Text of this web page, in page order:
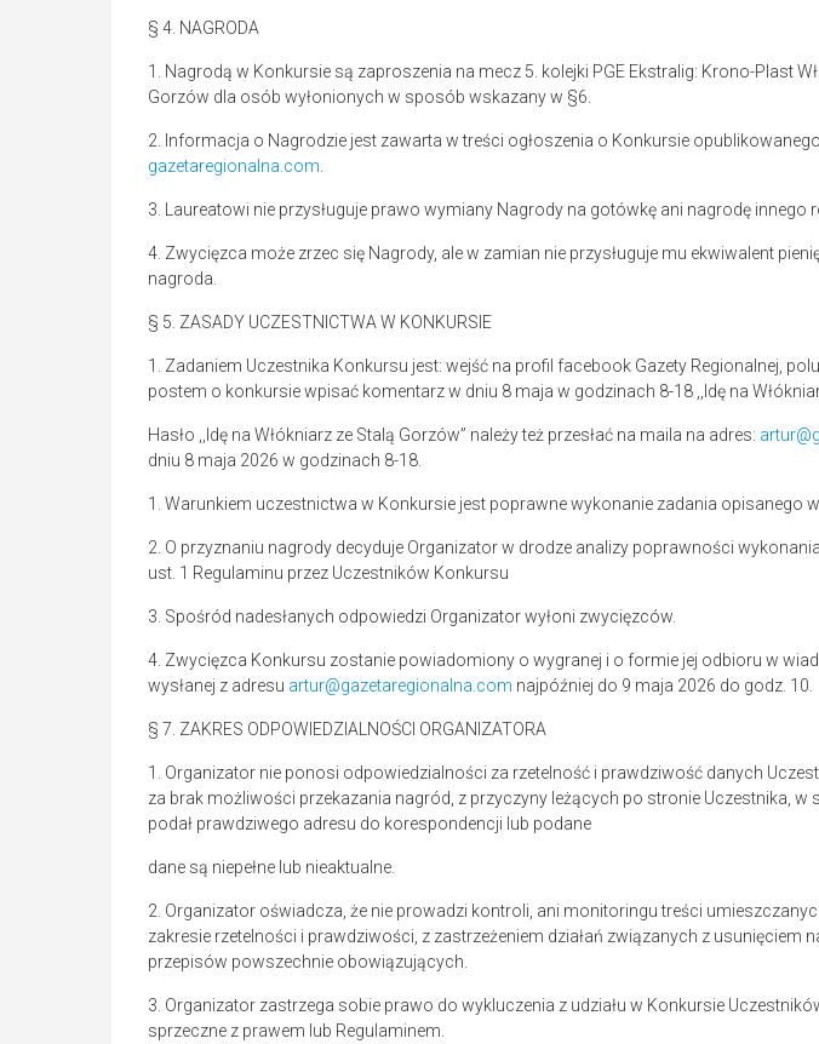
§ 4. NAGRODA
1. Nagrodą w Konkursie są zaproszenia na mecz 5. kolejki PGE Ekstralig: Krono-Plast
Gorzów dla osób wyłonionych w sposób wskazany w §6.
2. Informacja o Nagrodzie jest zawarta w treści ogłoszenia o Konkursie
gazetaregionalna.com.
3. Laureatowi nie przysługuje prawo wymiany Nagrody na gotówkę ani nagrodę innego
4. Zwycięzca może zrzec się Nagrody, ale w zamian nie przysługuje mu ekwiwalent
nagroda.
§ 5. ZASADY UCZESTNICTWA W KONKURSIE
1. Zadaniem Uczestnika Konkursu jest: wejść na profil facebook Gazety Regionalnej,
postem o konkursie wpisać komentarz w dniu 8 maja w godzinach 8-18 ,,Idę na
Hasło ,,Idę na Włókniarz ze Stalą Gorzów” należy też przesłać na maila na adres:
dniu 8 maja 2026 w godzinach 8-18.
1. Warunkiem uczestnictwa w Konkursie jest poprawne wykonanie zadania opisanego
2. O przyznaniu nagrody decyduje Organizator w drodze analizy poprawności
ust. 1 Regulaminu przez Uczestników Konkursu
3. Spośród nadesłanych odpowiedzi Organizator wyłoni zwycięzców.
4. Zwycięzca Konkursu zostanie powiadomiony o wygranej i o formie jej odbioru w
wysłanej z adresu artur@gazetaregionalna.com najpóźniej do 9 maja 2026 do godz. 10.
§ 7. ZAKRES ODPOWIEDZIALNOŚCI ORGANIZATORA
1. Organizator nie ponosi odpowiedzialności za rzetelność i prawdziwość danych
za brak możliwości przekazania nagród, z przyczyny leżących po stronie Uczestnika, w
podał prawdziwego adresu do korespondencji lub podane
dane są niepełne lub nieaktualne.
2. Organizator oświadcza, że nie prowadzi kontroli, ani monitoringu treści
zakresie rzetelności i prawdziwości, z zastrzeżeniem działań związanych z usunięciem
przepisów powszechnie obowiązujących.
3. Organizator zastrzega sobie prawo do wykluczenia z udziału w Konkursie
sprzeczne z prawem lub Regulaminem.